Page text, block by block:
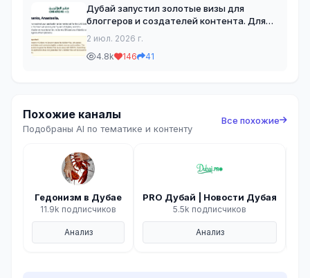
Дубай запустил золотые визы для
блоггеров и создателей контента. Для
заявки нужно рассказать о себе,
за 6 месяцев и ID, если уже живете в
2 июл. 2026 г.
4.8k
146 41
Похожие каналы
Подобраны AI по тематике и контенту
Все похожие
Гедонизм в Дубае
11.9k подписчиков
Анализ
PRO Дубай | Новости Дубая
5.5k подписчиков
Анализ